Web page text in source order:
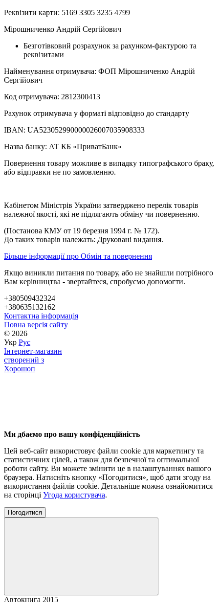
Реквізити карти: 5169 3305 3235 4799
Мірошниченко Андрій Сергійович
Безготівковий розрахунок за рахунком-фактурою та
реквізитами
Найменування отримувача: ФОП Мірошниченко Андрій
Сергійович
Код отримувача: 2812300413
Рахунок отримувача у форматі відповідно до стандарту
IBAN: UA523052990000026007035908333
Назва банку: АТ КБ «ПриватБанк»
Повернення товару можливе в випадку типографського браку,
або відправки не по замовленню.
Кабінетом Міністрів України затверджено перелік товарів
належної якості, які не підлягають обміну чи поверненню.
(Постанова КМУ от 19 березня 1994 г. № 172).
До таких товарів належать: Друковані видання.
Більше інформації про Обмін та повернення
Якщо виникли питання по товару, або не знайшли потрібного
Вам керівництва - звертайтеся, спробуємо допомогти.
+380509432324
+380635132162
Контактна інформація
Повна версія сайту
© 2026
Укр Рус
Інтернет-магазин
створений з
Хорошоп
Ми дбаємо про вашу конфіденційність
Цей веб-сайт використовує файли cookie для маркетингу та
статистичних цілей, а також для безпечної та оптимальної
роботи сайту. Ви можете змінити це в налаштуваннях вашого
браузера. Натисніть кнопку «Погодитися», щоб дати згоду на
використання файлів cookie. Детальніше можна ознайомитися
на сторінці Угода користувача.
Погодитися
Автокнига 2015